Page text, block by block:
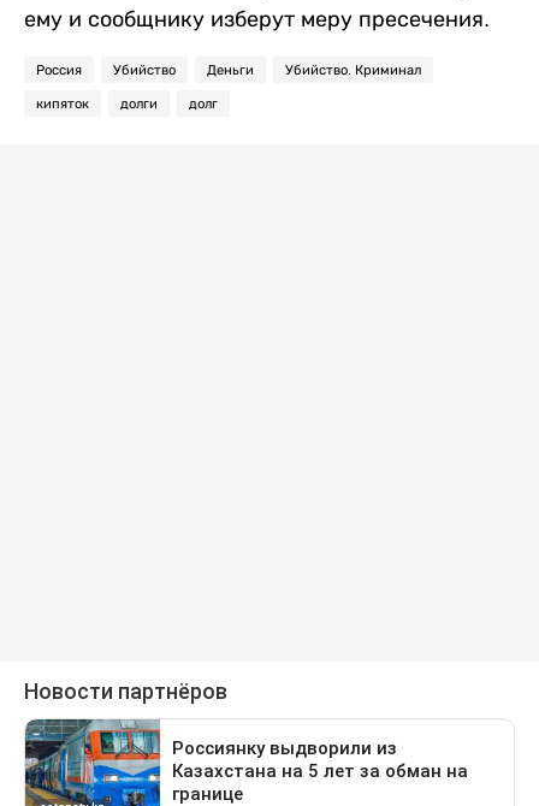
ему и сообщнику изберут меру пресечения.
Россия Убийство Деньги Убийство. Криминал
кипяток долги долг